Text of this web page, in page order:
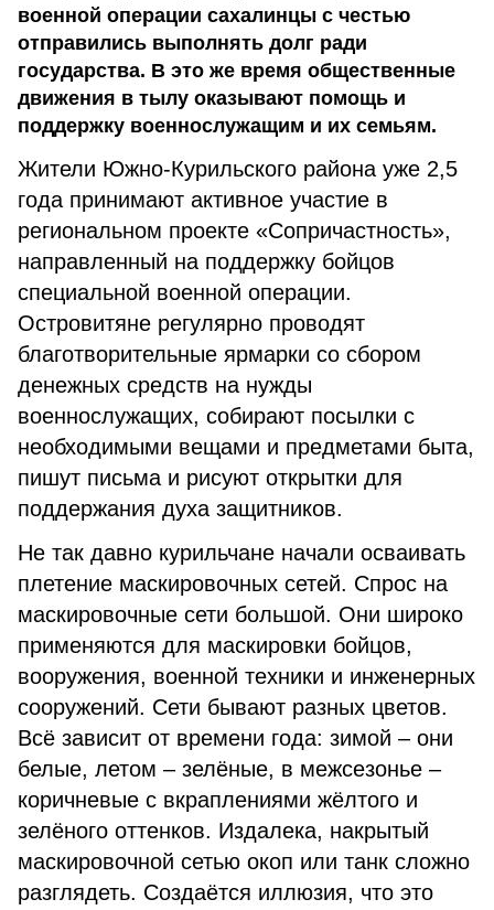
военной операции сахалинцы с честью
отправились выполнять долг ради
государства. В это же время общественные
движения в тылу оказывают помощь и
поддержку военнослужащим и их семьям.
Жители Южно-Курильского района уже 2,5
года принимают активное участие в
региональном проекте «Сопричастность»,
направленный на поддержку бойцов
специальной военной операции.
Островитяне регулярно проводят
благотворительные ярмарки со сбором
денежных средств на нужды
военнослужащих, собирают посылки с
необходимыми вещами и предметами быта,
пишут письма и рисуют открытки для
поддержания духа защитников.
Не так давно курильчане начали осваивать
плетение маскировочных сетей. Спрос на
маскировочные сети большой. Они широко
применяются для маскировки бойцов,
вооружения, военной техники и инженерных
сооружений. Сети бывают разных цветов.
Всё зависит от времени года: зимой – они
белые, летом – зелёные, в межсезонье –
коричневые с вкраплениями жёлтого и
зелёного оттенков. Издалека, накрытый
маскировочной сетью окоп или танк сложно
разглядеть. Создаётся иллюзия, что это